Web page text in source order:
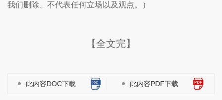
我们删除、不代表任何立场以及观点。）
【全文完】
此内容DOC下载 此内容PDF下载